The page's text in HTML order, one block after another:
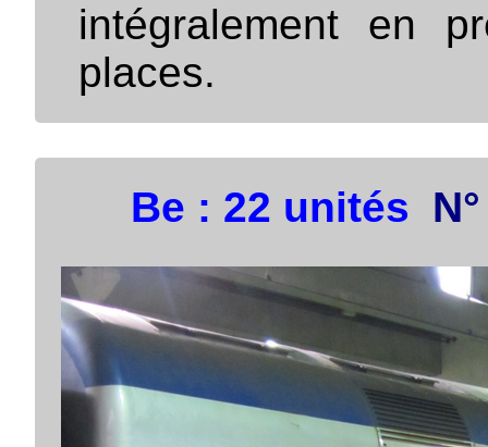
intégralement en
places.
Be : 22 unités